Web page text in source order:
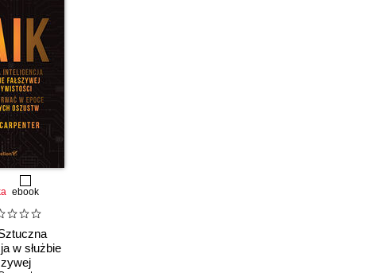
ebook
w służbie